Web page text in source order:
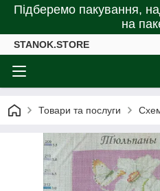
Підберемо пакування,
на
STANOK.STORE
Товари та послуги